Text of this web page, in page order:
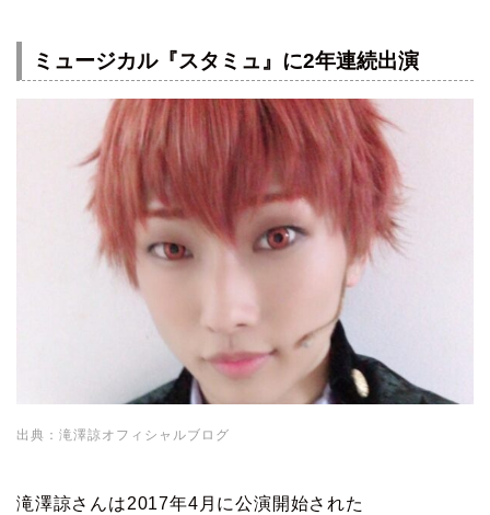
ミュージカル『スタミュ』に2年連続出演
出典：滝澤諒オフィシャルブログ
滝澤諒さんは2017年4月に公演開始された